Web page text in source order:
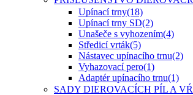
Upínací trny(18)
Upínací trny SD(2)
Unašeče s vyhozením(4)
Středicí vrták(5)
Nástavec upínacího trnu(2)
Vyhazovací pero(1)
Adaptér upínacího trnu(1)
SADY DIEROVACÍCH PÍL A